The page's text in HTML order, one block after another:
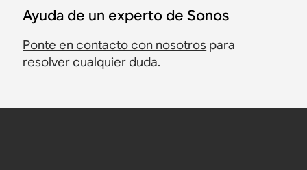
Ayuda de un experto de Sonos
Ponte en contacto con nosotros para
resolver cualquier duda.